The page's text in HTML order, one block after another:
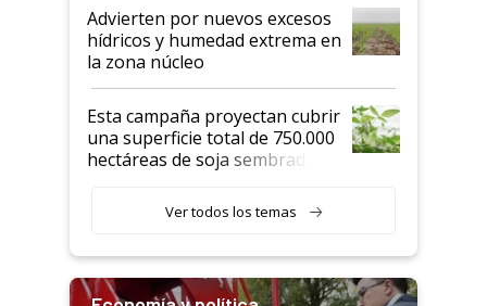
Advierten por nuevos excesos
hídricos y humedad extrema en
la zona núcleo
Esta campaña proyectan cubrir
una superficie total de 750.000
hectáreas de soja sembradas
variedades que marcan un
salto tecnológico en genética y
Ver todos los temas